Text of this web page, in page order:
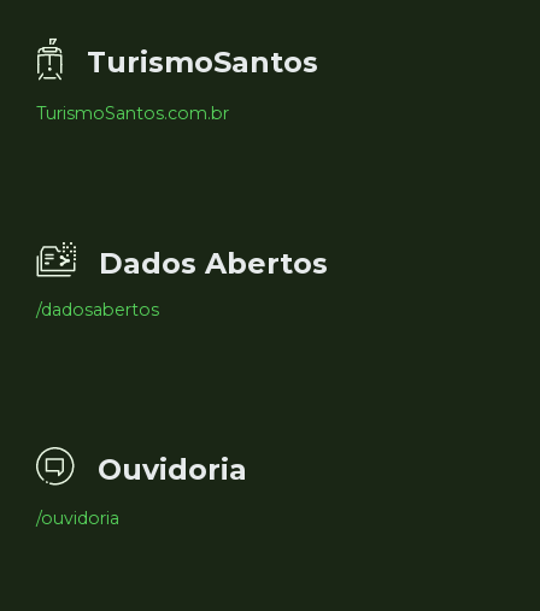
TurismoSantos
TurismoSantos.com.br
Dados Abertos
/dadosabertos
Ouvidoria
/ouvidoria